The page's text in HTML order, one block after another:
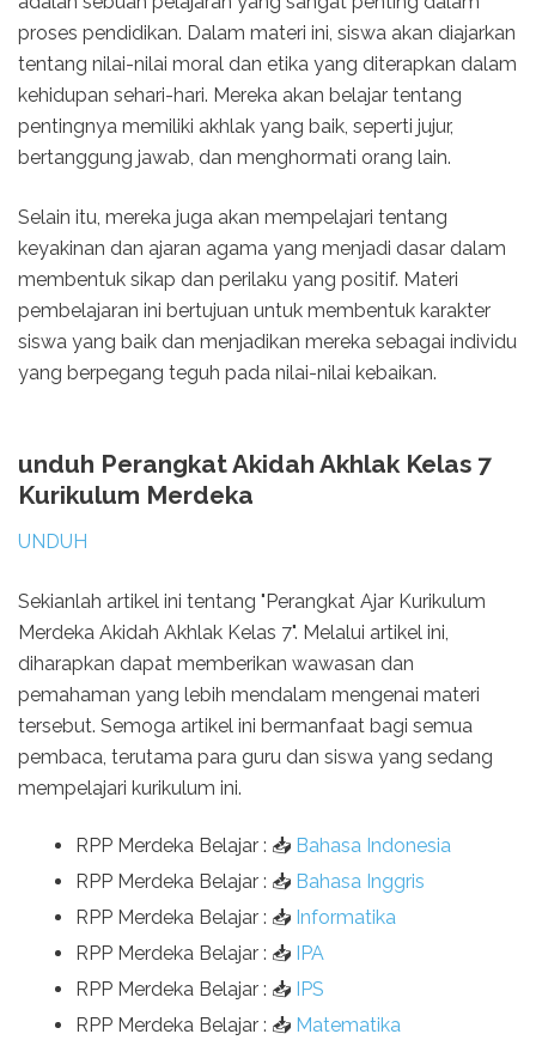
proses pendidikan. Dalam materi ini, siswa akan diajarkan
tentang nilai-nilai moral dan etika yang diterapkan dalam
kehidupan sehari-hari. Mereka akan belajar tentang
pentingnya memiliki akhlak yang baik, seperti jujur,
bertanggung jawab, dan menghormati orang lain.
Selain itu, mereka juga akan mempelajari tentang
keyakinan dan ajaran agama yang menjadi dasar dalam
membentuk sikap dan perilaku yang positif. Materi
pembelajaran ini bertujuan untuk membentuk karakter
siswa yang baik dan menjadikan mereka sebagai individu
yang berpegang teguh pada nilai-nilai kebaikan.
unduh Perangkat Akidah Akhlak Kelas 7
Kurikulum Merdeka
UNDUH
Sekianlah artikel ini tentang "Perangkat Ajar Kurikulum
Merdeka Akidah Akhlak Kelas 7". Melalui artikel ini,
diharapkan dapat memberikan wawasan dan
pemahaman yang lebih mendalam mengenai materi
tersebut. Semoga artikel ini bermanfaat bagi semua
pembaca, terutama para guru dan siswa yang sedang
mempelajari kurikulum ini.
RPP Merdeka Belajar : 📥 Bahasa Indonesia
RPP Merdeka Belajar : 📥 Bahasa Inggris
RPP Merdeka Belajar : 📥 Informatika
RPP Merdeka Belajar : 📥 IPA
RPP Merdeka Belajar : 📥 IPS
RPP Merdeka Belajar : 📥 Matematika